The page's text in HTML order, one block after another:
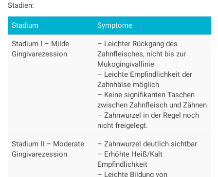
Stadien:
Stadium Symptome
Stadium I – Milde
Gingivarezession
– Leichter Rückgang des
Zahnfleisches, nicht bis zur
Mukogingivallinie
– Leichte Empfindlichkeit der
Zahnhälse möglich
– Keine signifikanten Taschen
zwischen Zahnfleisch und Zähnen
– Zahnwurzel in der Regel noch
nicht freigelegt.
Stadium II – Moderate
Gingivarezession
– Zahnwurzel deutlich sichtbar
– Erhöhte Heiß/Kalt
Empfindlichkeit
– Leichte Bildung von